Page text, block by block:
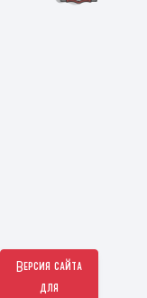
Версия сайта
для